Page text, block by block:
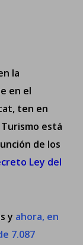
la
en el
ten en
está
de los
Ley del
y ahora, en
7.087